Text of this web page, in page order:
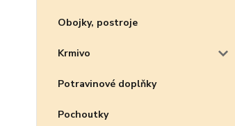
Obojky, postroje
Krmivo
Potravinové doplňky
Pochoutky